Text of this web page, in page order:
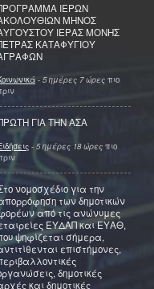
ΙΕΡΩΝ
ΜΗΝΟΣ
ΙΕΡΑΣ ΜΟΝΗΣ
ΚΑΤΑΦΥΓΙΟΥ
- 5 ημέρες 7 ώρες πιο
ΓΙΑ ΤΗΝ ΑΣΑ
- 5 ημέρες 18 ώρες πιο
νομοσχέδιο για την
των δημοτικών
από τις ανώνυμες
ΕΥΔΑΠ και ΕΥΑΘ,
ψηφίζεται σήμερα,
επιστήμονες,
δημοτικές
και δημοτικές